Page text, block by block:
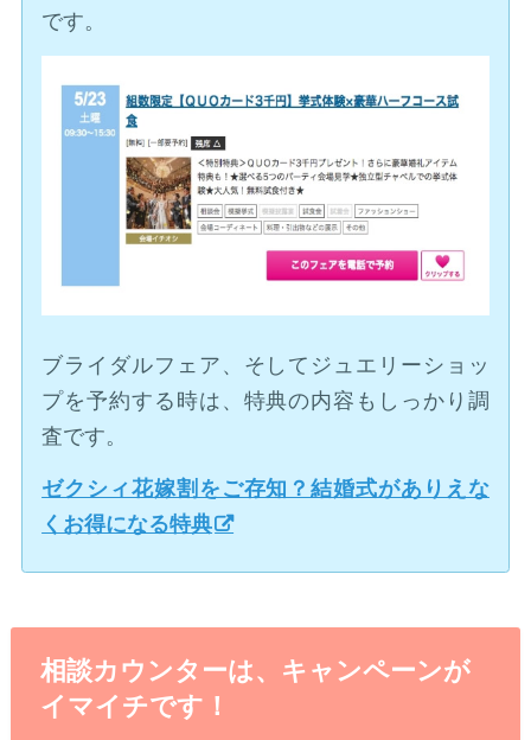
です。
ブライダルフェア、そしてジュエリーショッ
プを予約する時は、特典の内容もしっかり調
査です。
ゼクシィ花嫁割をご存知？結婚式がありえな
くお得になる特典
相談カウンターは、キャンペーンが
イマイチです！